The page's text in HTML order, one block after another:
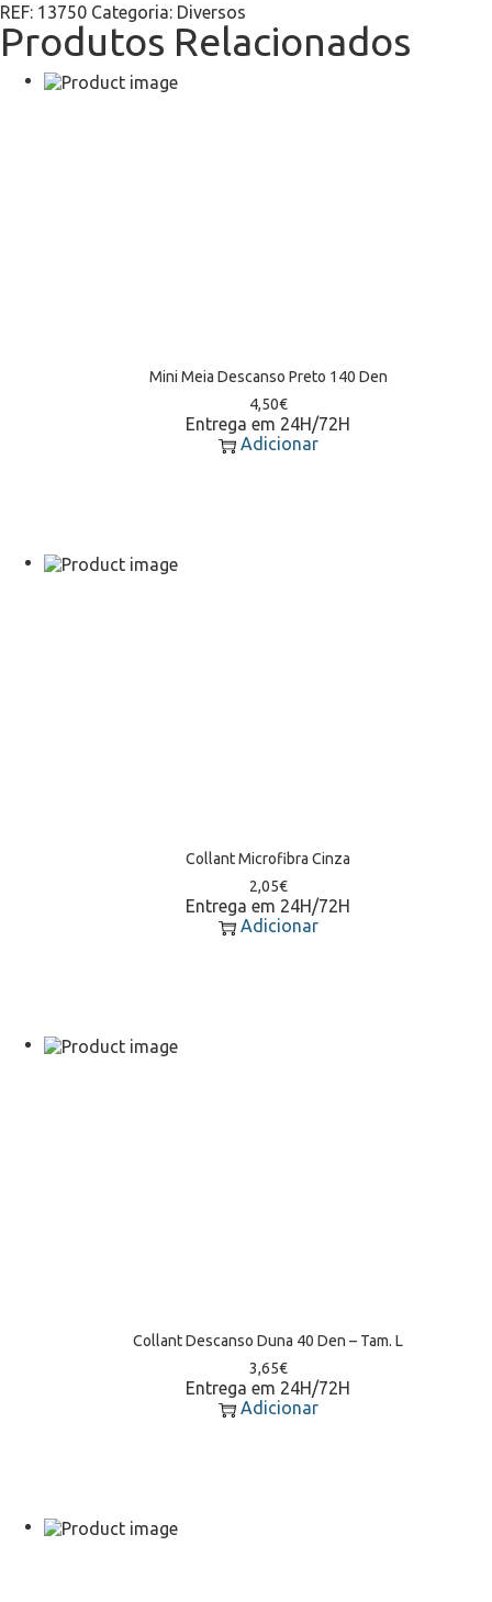
REF: 13750 Categoria: Diversos
Produtos Relacionados
Mini Meia Descanso Preto 140 Den
4,50€
Entrega em 24H/72H
Adicionar
Collant Microfibra Cinza
2,05€
Entrega em 24H/72H
Adicionar
Collant Descanso Duna 40 Den – Tam. L
3,65€
Entrega em 24H/72H
Adicionar